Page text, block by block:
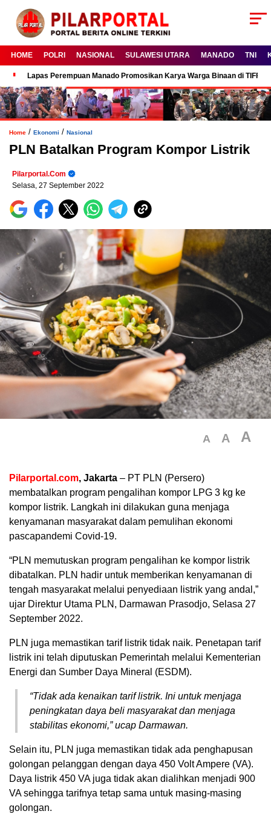
HOME POLRI NASIONAL SULAWESI UTARA MANADO TNI
Lapas Perempuan Manado Promosikan Karya Warga Binaan di TIFF
Home / Ekonomi / Nasional
PLN Batalkan Program Kompor Listrik
Pilarportal.com
Selasa, 27 September 2022
A A A
Pilarportal.com, Jakarta – PT PLN (Persero)
membatalkan program pengalihan kompor LPG 3 kg ke
kompor listrik. Langkah ini dilakukan guna menjaga
kenyamanan masyarakat dalam pemulihan ekonomi
pascapandemi Covid-19.
“PLN memutuskan program pengalihan ke kompor listrik
dibatalkan. PLN hadir untuk memberikan kenyamanan di
tengah masyarakat melalui penyediaan listrik yang andal,”
ujar Direktur Utama PLN, Darmawan Prasodjo, Selasa 27
September 2022.
PLN juga memastikan tarif listrik tidak naik. Penetapan tarif
listrik ini telah diputuskan Pemerintah melalui Kementerian
Energi dan Sumber Daya Mineral (ESDM).
“Tidak ada kenaikan tarif listrik. Ini untuk menjaga
peningkatan daya beli masyarakat dan menjaga
stabilitas ekonomi,” ucap Darmawan.
Selain itu, PLN juga memastikan tidak ada penghapusan
golongan pelanggan dengan daya 450 Volt Ampere (VA).
Daya listrik 450 VA juga tidak akan dialihkan menjadi 900
VA sehingga tarifnya tetap sama untuk masing-masing
golongan.